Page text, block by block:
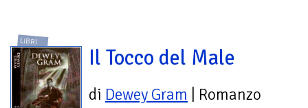
LIBRI
Il Tocco del Male
di Dewey Gram | Romanzo